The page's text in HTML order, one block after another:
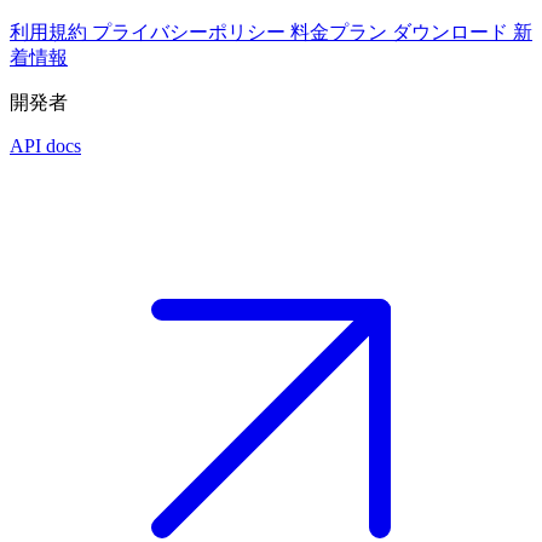
利用規約 プライバシーポリシー 料金プラン ダウンロード 新
着情報
開発者
API docs